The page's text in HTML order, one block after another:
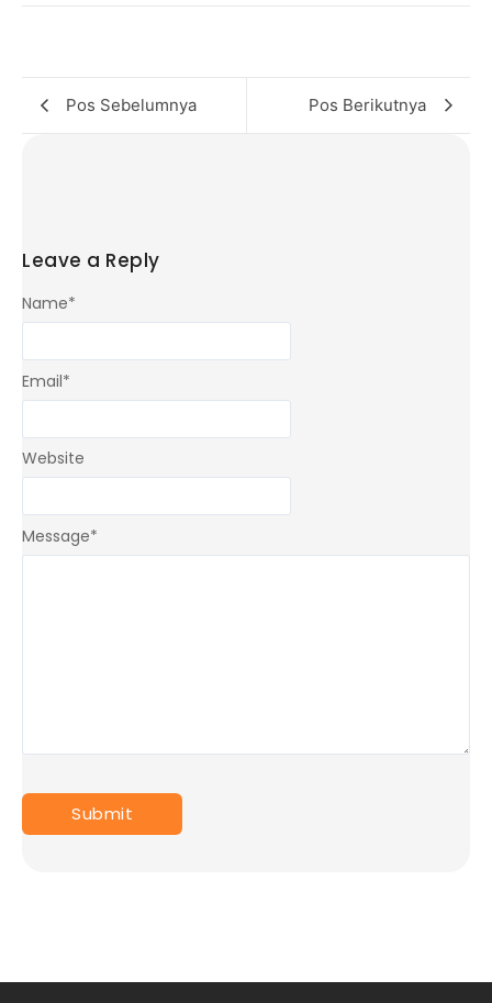
Pos Sebelumnya Pos Berikutnya
Leave a Reply
Message*
Name*
Email*
Website